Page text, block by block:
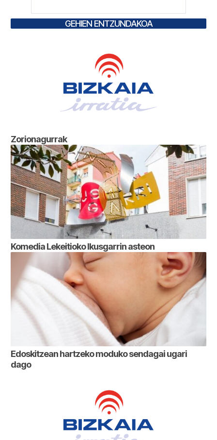
GEHIEN ENTZUNDAKOA
Zorionagurrak
Komedia Lekeitioko Ikusgarrin asteon
Edoskitzean hartzeko moduko sendagai ugari
dago